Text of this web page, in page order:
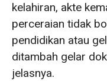
kelahiran, akte
perceraian tidak
pendidikan atau
ditambah gelar
jelasnya.